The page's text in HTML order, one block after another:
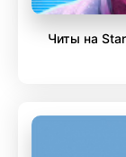
Читы на